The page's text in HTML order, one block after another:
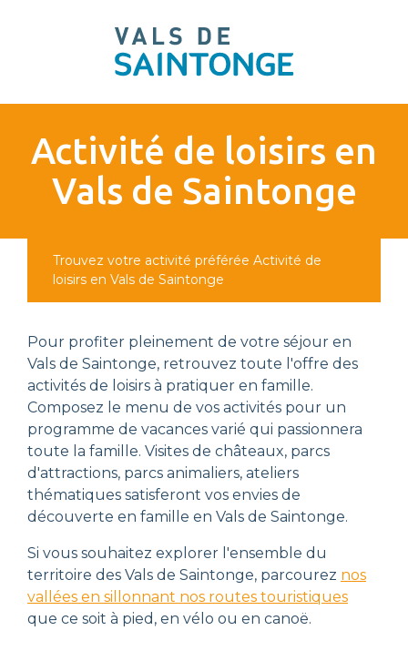
Activité de loisirs en
Vals de Saintonge
Trouvez votre activité préférée Activité de
loisirs en Vals de Saintonge
Pour profiter pleinement de votre séjour en
Vals de Saintonge, retrouvez toute l'offre des
activités de loisirs à pratiquer en famille.
Composez le menu de vos activités pour un
programme de vacances varié qui passionnera
toute la famille. Visites de châteaux, parcs
d'attractions, parcs animaliers, ateliers
thématiques satisferont vos envies de
découverte en famille en Vals de Saintonge.
Si vous souhaitez explorer l'ensemble du
territoire des Vals de Saintonge, parcourez nos
vallées en sillonnant nos routes touristiques
que ce soit à pied, en vélo ou en canoë.